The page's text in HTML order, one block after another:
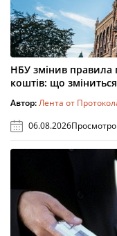
НБУ змінив правила
коштів: що
Автор:Лента от
06.08.2026